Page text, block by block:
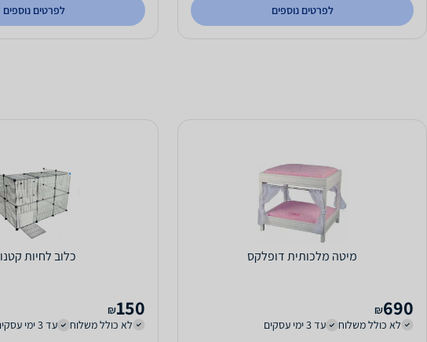
לפרטים נוספים
לפרטים נוספים
מיטה מלכותית דופלקס
690
₪
לא כולל משלוח
עד 3 ימי עסקים
כלוב לחיות
150
₪
לא כולל משלוח
עד 3 ימי עסקים